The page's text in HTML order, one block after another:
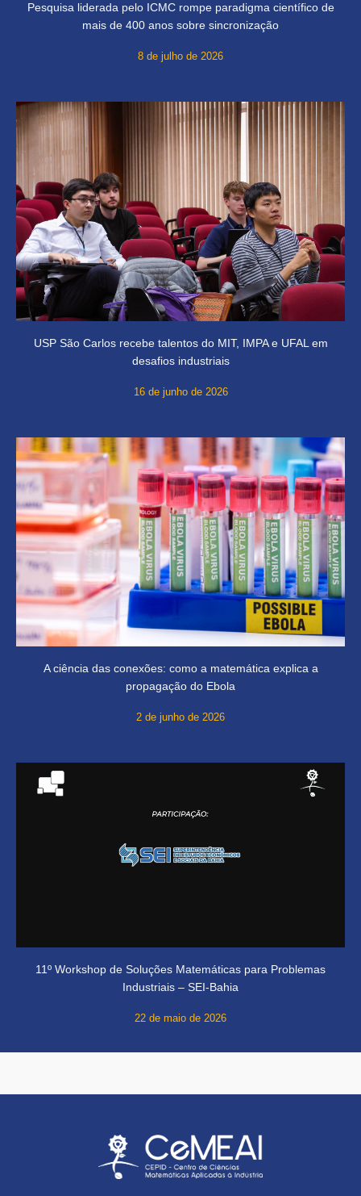
Pesquisa liderada pelo ICMC rompe paradigma científico de
mais de 400 anos sobre sincronização
8 de julho de 2026
USP São Carlos recebe talentos do MIT, IMPA e UFAL em
desafios industriais
16 de junho de 2026
A ciência das conexões: como a matemática explica a
propagação do Ebola
2 de junho de 2026
11º Workshop de Soluções Matemáticas para Problemas
Industriais – SEI-Bahia
22 de maio de 2026